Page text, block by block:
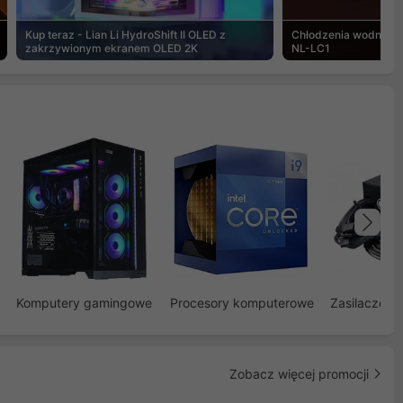
Kup teraz - Lian Li HydroShift II OLED z
zakrzywionym ekranem OLED 2K
Chłodzenia wodne
NL-LC1
Komputery gamingowe Procesory komputerowe Zasilacze
Zobacz więcej promocji